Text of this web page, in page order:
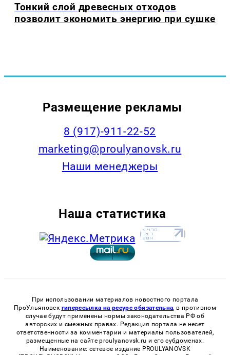
Тонкий слой древесных отходов
позволит экономить энергию при сушке
Размещение рекламы
8 (917)-911-22-52
marketing@proulyanovsk.ru
Наши менеджеры
Наша статистика
При использовании материалов новостного портала
ПроУльяновск гиперссылка на ресурс обязательна, в противном
случае будут применены нормы законодательства РФ об
авторских и смежных правах. Редакция портала не несет
ответственности за комментарии и материалы пользователей,
размещенные на сайте proulyanovsk.ru и его субдоменах.
Наименование: сетевое издание PROULYANOVSK